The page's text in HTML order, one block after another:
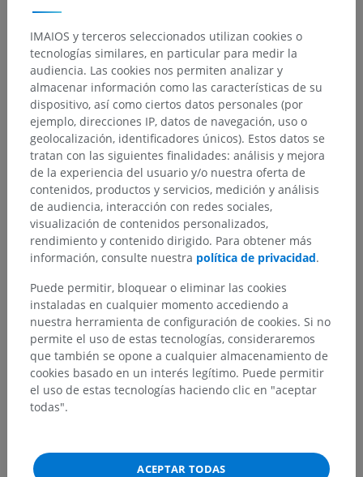
Jerarquía anatómica
Anatomía humana 2
Cuerpo humano> Sistemas integradores>
Sistema nervioso> Sistema nervioso central>
Núcleos del cerebelo> Núcleo globoso
Estructuras subyacentes:No hay estructuras
subyacentes correspondientes para esta parte
anatómica
Anatomía humana 1
Neuroanatomía humana
IMAIOS y terceros seleccionados utilizan cookies o
tecnologías similares, en particular para medir la
audiencia. Las cookies nos permiten analizar y
almacenar información como las características de su
dispositivo, así como ciertos datos personales (por
ejemplo, direcciones IP, datos de navegación, uso o
geolocalización, identificadores únicos). Estos datos se
tratan con las siguientes finalidades: análisis y mejora
de la experiencia del usuario y/o nuestra oferta de
contenidos, productos y servicios, medición y análisis
de audiencia, interacción con redes sociales,
visualización de contenidos personalizados,
rendimiento y contenido dirigido. Para obtener más
información, consulte nuestra política de privacidad.
Puede permitir, bloquear o eliminar las cookies
instaladas en cualquier momento accediendo a
nuestra herramienta de configuración de cookies. Si no
permite el uso de estas tecnologías, consideraremos
que también se opone a cualquier almacenamiento de
cookies basado en un interés legítimo. Puede permitir
el uso de estas tecnologías haciendo clic en "aceptar
todas".
ACEPTAR TODAS